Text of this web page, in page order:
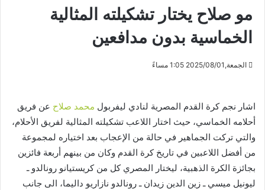
مو صلاح يختار تشكيلته المثالية
الخماسية بدون مدافعين
الجمعة,2025/08/01 1:05 مساءً
اشار نجم كرة القدم المصرية لنادي ​ليفربول​ ​ محمد صلاح ​ عن فريق
أحلامه الخماسي، حيث اختار اللاعب تشكيلته المثالية لفريق الأحلام،
والتي تركت الجماهير في حالة من الإعجاب بعد اختياره لمجموعة
من أفضل اللاعبين في تاريخ كرة القدم وكان من بينهم أربعة فائزين
بجائزة الكرة الذهبية، ليختار المصري كل من كريستيانو رونالدو ـ
ليونيل ميسي ـ زين الدين زيدان ـ رونالدو نازاريو داليما، الى جانب